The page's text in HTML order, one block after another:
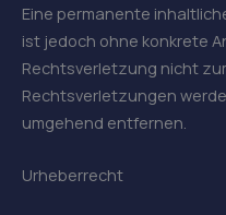
Eine permanente
ist jedoch ohne konkrete
Rechtsverletzung nicht
Rechtsverletzungen
umgehend entfernen.
Urheberrecht